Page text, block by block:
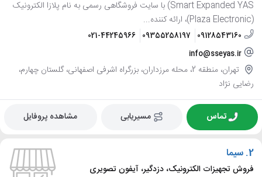
Smart Expanded YAS) با سایت فروشگاهی رسمی به نام پلازا الکترونیک
(Plaza Electronic)، ارائه کننده...
09128543160
09355258197
021-44245966
info@sseyas.ir
تهران، منطقه 2، محله مرزداران، بزرگراه اشرفی اصفهانی، گلستان چهارم،
رضایی نژاد
تماس مسیریابی مشاهده پروفایل
2. سیما
فروش تجهیزات الکترونیک، دزدگیر، آیفون تصویری